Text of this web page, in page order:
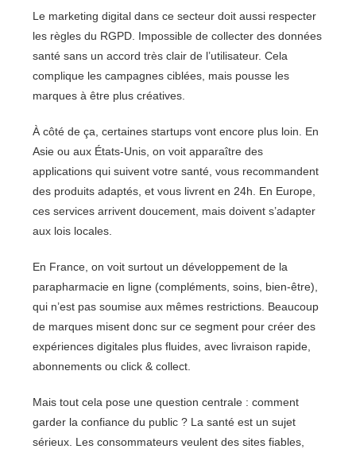
Le marketing digital dans ce secteur doit aussi respecter
les règles du RGPD. Impossible de collecter des données
santé sans un accord très clair de l’utilisateur. Cela
complique les campagnes ciblées, mais pousse les
marques à être plus créatives.
À côté de ça, certaines startups vont encore plus loin. En
Asie ou aux États-Unis, on voit apparaître des
applications qui suivent votre santé, vous recommandent
des produits adaptés, et vous livrent en 24h. En Europe,
ces services arrivent doucement, mais doivent s’adapter
aux lois locales.
En France, on voit surtout un développement de la
parapharmacie en ligne (compléments, soins, bien-être),
qui n’est pas soumise aux mêmes restrictions. Beaucoup
de marques misent donc sur ce segment pour créer des
expériences digitales plus fluides, avec livraison rapide,
abonnements ou click & collect.
Mais tout cela pose une question centrale : comment
garder la confiance du public ? La santé est un sujet
sérieux. Les consommateurs veulent des sites fiables,